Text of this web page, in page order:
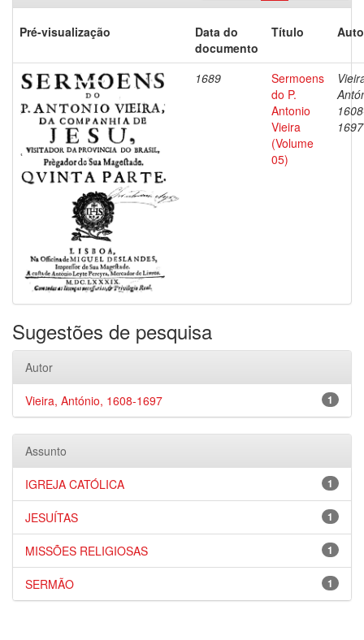
Pré-visualização
Data do
documento
Título
1689
Sermoens
do P.
Antonio
Vieira
(Volume
05)
1697
Sugestões de pesquisa
Autor
1
Vieira, António, 1608-1697
Assunto
1
IGREJA CATÓLICA
1
JESUÍTAS
1
MISSÕES RELIGIOSAS
1
SERMÃO